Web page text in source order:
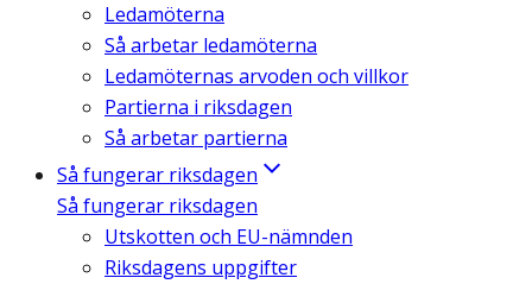
Ledamöterna
Så arbetar ledamöterna
Ledamöternas arvoden och villkor
Partierna i riksdagen
Så arbetar partierna
Så fungerar riksdagen
Så fungerar riksdagen
Utskotten och EU-nämnden
Riksdagens uppgifter